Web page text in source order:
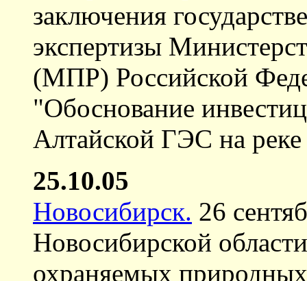
заключения
экспертизы
(МПР) Российской
"Обоснование
Алтайской ГЭС на
25.10.05
Новосибирск. 26
Новосибирской
охраняемых